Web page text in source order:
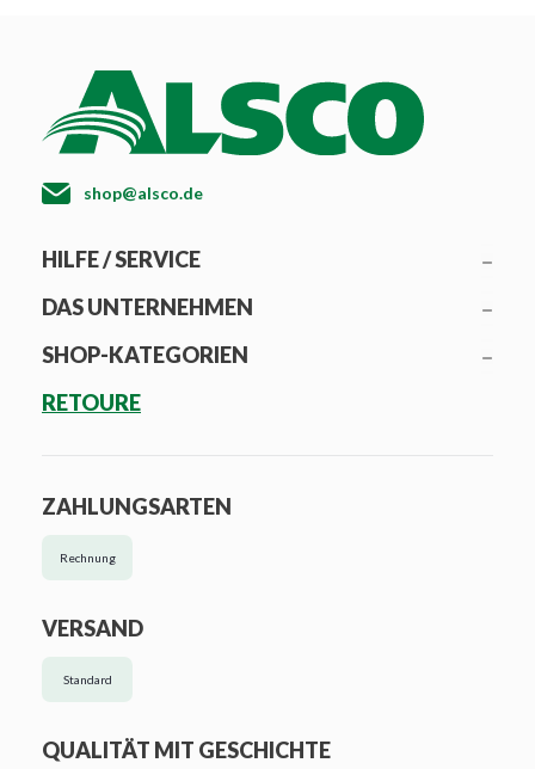
shop@alsco.de
HILFE / SERVICE
DAS UNTERNEHMEN
SHOP-KATEGORIEN
RETOURE
ZAHLUNGSARTEN
Rechnung
VERSAND
Standard
QUALITÄT MIT GESCHICHTE